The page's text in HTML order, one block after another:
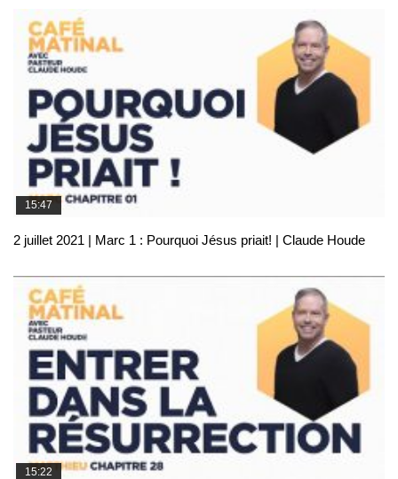
15:47
2 juillet 2021 | Marc 1 : Pourquoi Jésus priait! | Claude Houde
15:22